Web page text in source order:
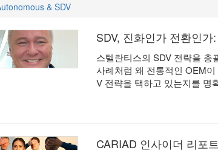
& SDV
SDV, 진화인가 전환인
스텔란티스의 SDV 전략을
사례처럼 왜 전통적인 OEM이
V 전략을 택하고 있는지를 명
CARIAD 인사이더 리포